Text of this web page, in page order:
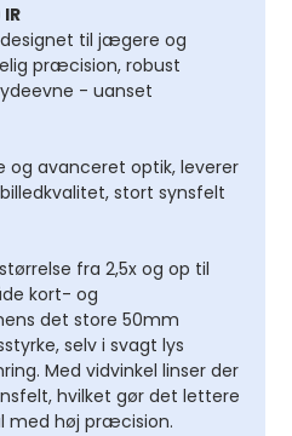
til jægere og
præcision, robust
- uanset
og avanceret optik, leverer
stort synsfelt
fra 2,5x og op til
kort- og
det store 50mm
selv i svagt lys
Med vidvinkel linser der
hvilket gør det lettere
med høj præcision.